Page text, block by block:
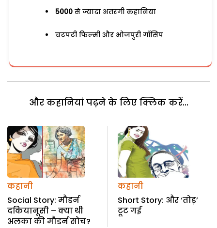
5000 से ज्यादा अतरंगी कहानियां
चटपटी फिल्मी और भोजपुरी गॉसिप
और कहानियां पढ़ने के लिए क्लिक करें...
कहानी
Social Story: मौडर्न
दकियानूसी – क्या थी
अलका की मौडर्न सोच?
कहानी
Short Story: और ‘तोड़’
टूट गई